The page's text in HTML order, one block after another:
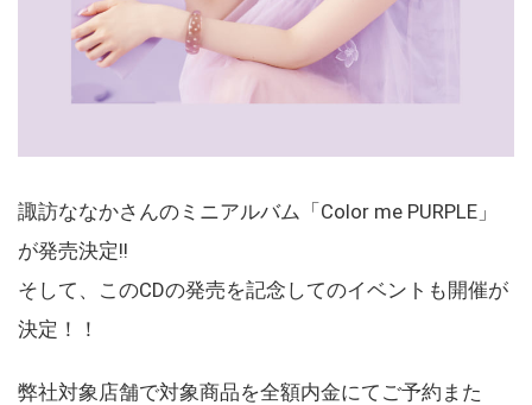
諏訪ななかさんのミニアルバム「Color me PURPLE」
が発売決定!!
そして、このCDの発売を記念してのイベントも開催が
決定！！
弊社対象店舗で対象商品を全額内金にてご予約また